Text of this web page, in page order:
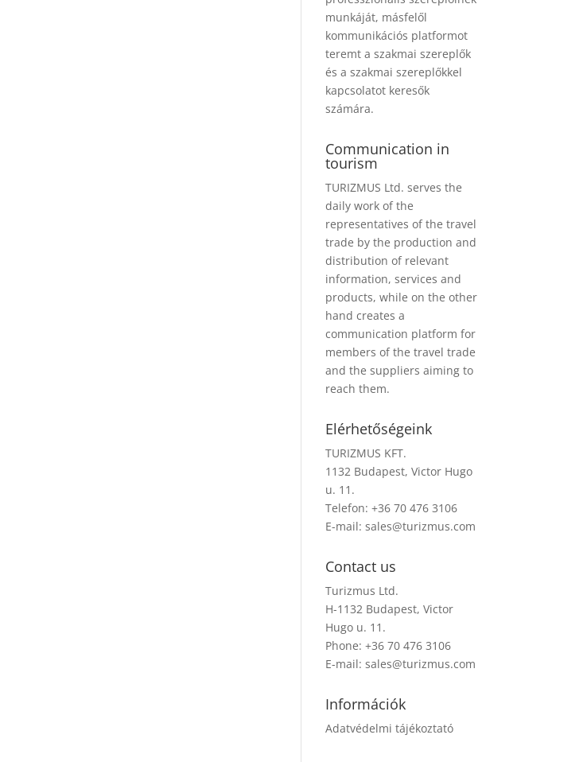
munkáját, másfelől
kommunikációs platformot
teremt a szakmai szereplők
és a szakmai szereplőkkel
kapcsolatot keresők
számára.
Communication in
tourism
TURIZMUS Ltd. serves the
daily work of the
representatives of the travel
trade by the production and
distribution of relevant
information, services and
products, while on the other
hand creates a
communication platform for
members of the travel trade
and the suppliers aiming to
reach them.
Elérhetőségeink
TURIZMUS KFT.
1132 Budapest, Victor Hugo
u. 11.
Telefon: +36 70 476 3106
E-mail:sales@turizmus.com
Contact us
Turizmus Ltd.
H-1132 Budapest, Victor
Hugo u. 11.
Phone: +36 70 476 3106
E-mail:sales@turizmus.com
Információk
Adatvédelmi tájékoztató